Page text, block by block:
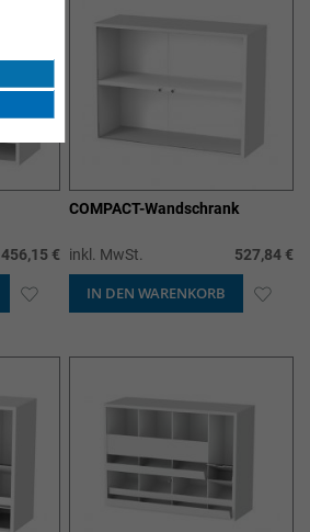
456,15 €
ZUR
COMPACT-Wandschrank
inkl. MwSt. 527,84 €
IN DEN WARENKORB ZUR